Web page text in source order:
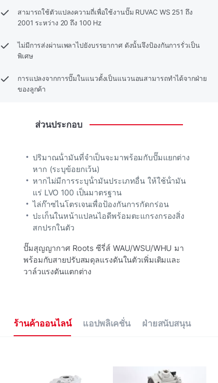
สามารถใช้ตัวแปลงความถี่เพื่อใช้งานปั๊ม RUVAC WS 251 ถึง
2001 ระหว่าง 20 ถึง 100 Hz
ไม่มีการส่งผ่านเพลาไปยังบรรยากาศ ดังนั้นจึงป้องกันการรั่วเป็น
พิเศษ
การแปลงจากการปั๊มในแนวตั้งเป็นแนวนอนสามารถทําได้จากฝ่าย
ของลูกค้า
ส่วนประกอบ
ปริมาณน้ํามันที่จําเป็นจะมาพร้อมกับปั๊มแยกต่าง
หาก (ระบุข้อยกเว้น)
หากไม่มีการระบุน้ํามันประเภทอื่น ให้ใช้น้ํามัน
แร่ LVO 100 เป็นมาตรฐาน
ไล่ก๊าซไนโตรเจนเพื่อป้องกันการกัดกร่อน
ปะเก็นในหน้าแปลนไอดีพร้อมตะแกรงกรองสิ่ง
สกปรกในตัว
ปั๊มสุญญากาศ Roots ซีรี่ส์ WAU/WSU/WHU มา
พร้อมกับสายปรับสมดุลแรงดันในตัวเพิ่มเติมและ
วาล์วแรงดันแตกต่าง
ร้านค้าออนไลน์ แอปพลิเคชั่น ฝ่ายสนับสนุน